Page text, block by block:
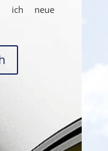
ich neue